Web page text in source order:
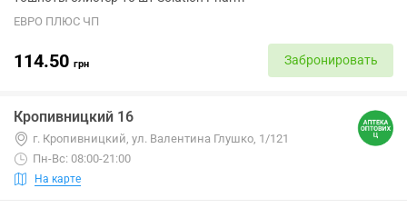
ЕВРО ПЛЮС ЧП
114.50 грн Забронировать
Кропивницкий 16
г. Кропивницкий, ул. Валентина Глушко, 1/121
Пн-Вс: 08:00-21:00
На карте